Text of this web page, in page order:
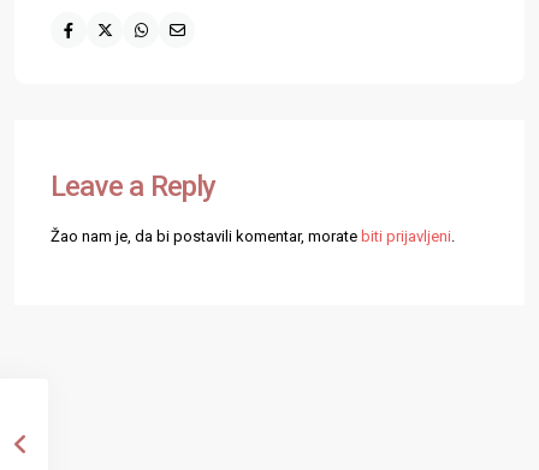
Leave a Reply
Žao nam je, da bi postavili komentar, morate biti prijavljeni.